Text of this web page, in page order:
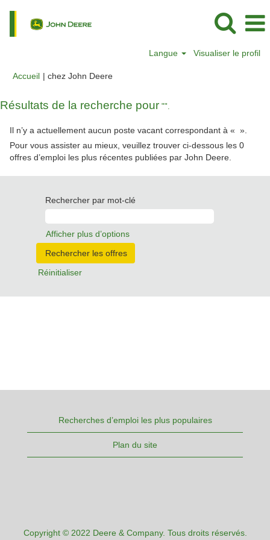
Langue Visualiser le profil
Accueil | chez John Deere(page
Résultats de la recherche pour "".
Il n’y a actuellement aucun poste vacant correspondant à « ».
Pour vous assister au mieux, veuillez trouver ci-dessous les 0
offres d’emploi les plus récentes publiées par John Deere.
Rechercher par mot-clé
Afficher plus d’options
Réinitialiser
Recherches d’emploi les plus populaires
Plan du site
Copyright © 2022 Deere & Company. Tous droits réservés.